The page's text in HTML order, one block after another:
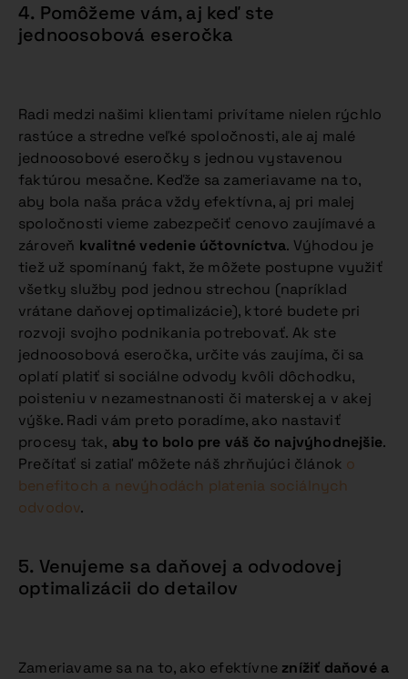
4. Pomôžeme vám, aj keď ste
jednoosobová eseročka
Radi medzi našimi klientami privítame nielen rýchlo
rastúce a stredne veľké spoločnosti, ale aj malé
jednoosobové eseročky s jednou vystavenou
faktúrou mesačne. Keďže sa zameriavame na to,
aby bola naša práca vždy efektívna, aj pri malej
spoločnosti vieme zabezpečiť cenovo zaujímavé a
zároveň kvalitné vedenie účtovníctva. Výhodou je
tiež už spomínaný fakt, že môžete postupne využiť
všetky služby pod jednou strechou (napríklad
vrátane daňovej optimalizácie), ktoré budete pri
rozvoji svojho podnikania potrebovať. Ak ste
jednoosobová eseročka, určite vás zaujíma, či sa
oplatí platiť si sociálne odvody kvôli dôchodku,
poisteniu v nezamestnanosti či materskej a v akej
výške. Radi vám preto poradíme, ako nastaviť
procesy tak, aby to bolo pre váš čo najvýhodnejšie.
Prečítať si zatiaľ môžete náš zhrňujúci článok o
benefitoch a nevýhodách platenia sociálnych
odvodov.
5. Venujeme sa daňovej a odvodovej
optimalizácii do detailov
Zameriavame sa na to, ako efektívne znížiť daňové a